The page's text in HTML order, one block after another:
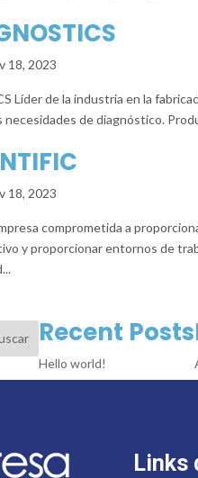
18, 2023
Líder de la industria en la
necesidades de diagnóstico.
18, 2023
comprometida a
y proporcionar entornos de
Recent Posts
Hello world!
Links